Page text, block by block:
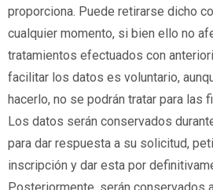
proporciona. Puede retirarse dicho
cualquier momento, si bien ello no
tratamientos efectuados con
facilitar los datos es voluntario,
hacerlo, no se podrán tratar para las
Los datos serán conservados
para dar respuesta a su solicitud,
inscripción y dar esta por